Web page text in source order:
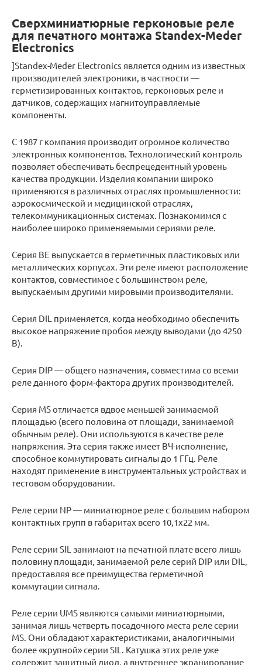
Сверхминиатюрные герконовые реле
для печатного монтажа Standex-Meder
Electronics
]Standex-Meder Electronics является одним из известных
производителей электроники, в частности —
герметизированных контактов, герконовых реле и
датчиков, содержащих магнитоуправляемые
компоненты.
С 1987 г компания производит огромное количество
электронных компонентов. Технологический контроль
позволяет обеспечивать беспрецедентный уровень
качества продукции. Изделия компании широко
применяются в различных отраслях промышленности:
аэрокосмической и медицинской отраслях,
телекоммуникационных системах. Познакомимся с
наиболее широко применяемыми сериями реле.
Серия BE выпускается в герметичных пластиковых или
металлических корпусах. Эти реле имеют расположение
контактов, совместимое с большинством реле,
выпускаемым другими мировыми производителями.
Серия DIL применяется, когда необходимо обеспечить
высокое напряжение пробоя между выводами (до 4250
В).
Серия DIP — общего назначения, совместима со всеми
реле данного форм-фактора других производителей.
Серия MS отличается вдвое меньшей занимаемой
площадью (всего половина от площади, занимаемой
обычным реле). Они используются в качестве реле
напряжения. Эта серия также имеет ВЧ-исполнение,
способное коммутировать сигналы до 1 ГГц. Реле
находят применение в инструментальных устройствах и
тестовом оборудовании.
Реле серии NP — миниатюрное реле с большим набором
контактных групп в габаритах всего 10,1х22 мм.
Реле серии SIL занимают на печатной плате всего лишь
половину площади, занимаемой реле серий DIP или DIL,
предоставляя все преимущества герметичной
коммутации сигнала.
Реле серии UMS являются самыми миниатюрными,
занимая лишь четверть посадочного места реле серии
MS. Они обладают характеристиками, аналогичными
более «крупной» серии SIL. Катушка этих реле уже
содержит защитный диод, а внутреннее экранирование